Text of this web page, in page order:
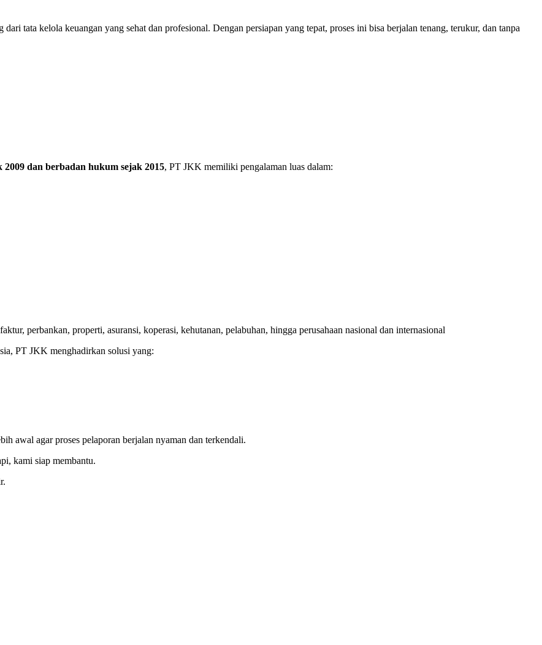
tata kelola keuangan yang sehat dan profesional. Dengan persiapan yang tepat, proses ini bisa berjalan tenang, terukur, dan tanpa
2009 dan berbadan hukum sejak 2015, PT JKK memiliki pengalaman luas dalam:
perbankan, properti, asuransi, koperasi, kehutanan, pelabuhan, hingga perusahaan nasional dan internasional
PT JKK menghadirkan solusi yang:
awal agar proses pelaporan berjalan nyaman dan terkendali.
kami siap membantu.